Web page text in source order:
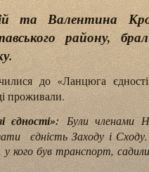
Валентина
району,
до «Ланцюга
проживали.
єдності»:Були членами
єдність Заходу і
кого був транспорт,